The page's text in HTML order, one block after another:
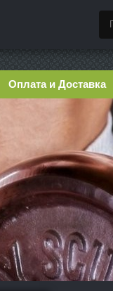
Оплата и Доставка